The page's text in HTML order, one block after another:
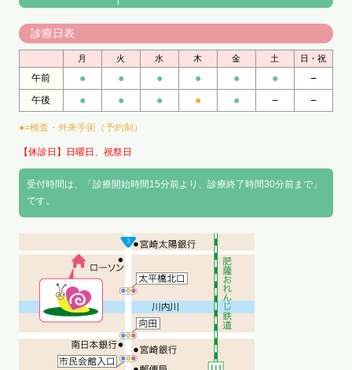
診療日表
月 火 水 木 金 土 日・祝
午前 ● ● ● ● ● ● −
午後 ● ● ● ● ● − −
●=検査・外来手術（予約制）
【休診日】日曜日、祝祭日
受付時間は、「診療開始時間15分前より、診療終了時間30分前まで」
です。